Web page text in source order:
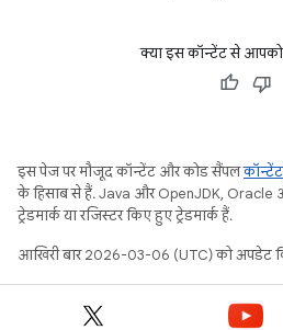
क्या इस कॉन्टेंट से आपको
इस पेज पर मौजूद कॉन्टेंट और कोड सैंपल
के हिसाब से हैं. Java और OpenJDK, Oracle
ट्रेडमार्क या रजिस्टर किए हुए ट्रेडमार्क हैं.
आखिरी बार 2026-03-06 (UTC) को अपडेट